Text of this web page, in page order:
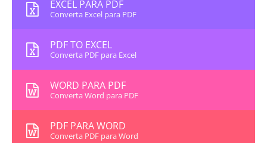
EXCEL PARA PDF
Converta Excel para PDF
PDF TO EXCEL
Converta PDF para Excel
WORD PARA PDF
Converta Word para PDF
PDF PARA WORD
Converta PDF para Word